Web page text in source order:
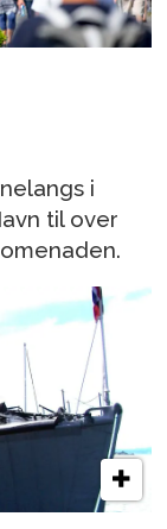
i
til over